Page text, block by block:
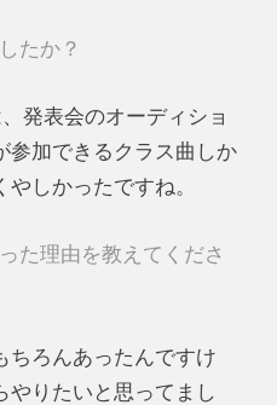
たか？
発表会のオーディショ
参加できるクラス曲しか
しかったですね。
た理由を教えてくださ
ちろんあったんですけ
やりたいと思ってまし